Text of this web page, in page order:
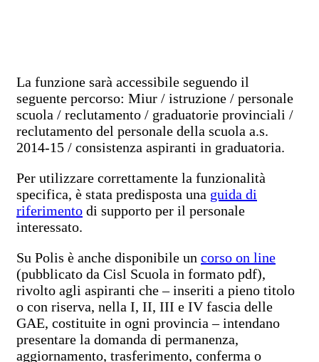
La funzione sarà accessibile seguendo il
seguente percorso: Miur / istruzione / personale
scuola / reclutamento / graduatorie provinciali /
reclutamento del personale della scuola a.s.
2014-15 / consistenza aspiranti in graduatoria.
Per utilizzare correttamente la funzionalità
specifica, è stata predisposta una guida di
riferimento di supporto per il personale
interessato.
Su Polis è anche disponibile un corso on line
(pubblicato da Cisl Scuola in formato pdf),
rivolto agli aspiranti che – inseriti a pieno titolo
o con riserva, nella I, II, III e IV fascia delle
GAE, costituite in ogni provincia – intendano
presentare la domanda di permanenza,
aggiornamento, trasferimento, conferma o